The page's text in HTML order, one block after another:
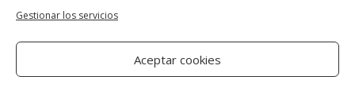
Gestionar los servicios
Aceptar cookies
general
lifestyle
manualidades-diy